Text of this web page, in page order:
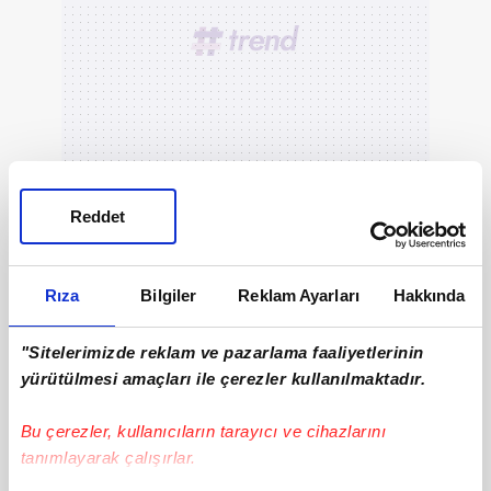
Rıza Bilgiler Reklam Ayarları Hakkında
"Sitelerimizde reklam ve pazarlama faaliyetlerinin
yürütülmesi amaçları ile çerezler kullanılmaktadır.
Bu çerezler, kullanıcıların tarayıcı ve cihazlarını
tanımlayarak çalışırlar.
Reddet